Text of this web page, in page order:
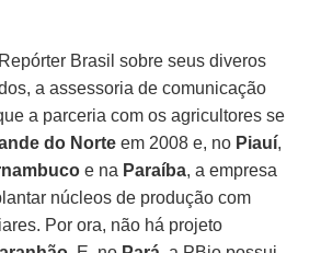
Brasil sobre seus diveros
a assessoria de comunicação
a parceria com os agricultores se
do Norte em 2008 e, no Piauí,
e na Paraíba, a empresa
núcleos de produção com
Por ora, não há projeto